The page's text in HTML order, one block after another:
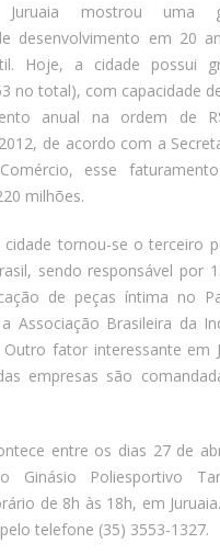
mostrou uma
desenvolvimento em 20
Hoje, a cidade possui
no total), com capacidade
anual na ordem de
de acordo com a
esse
milhões.
tornou-se o terceiro
sendo responsável por
de peças íntima no
Associação Brasileira da
Outro fator interessante em
empresas são
entre os dias 27 de
Ginásio Poliesportivo
de 8h às 18h, em
telefone (35) 3553-1327.